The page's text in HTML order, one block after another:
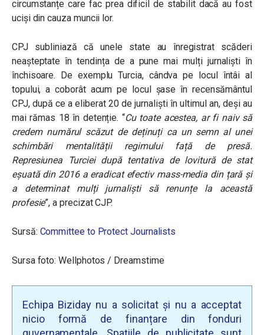
circumstanțe care fac prea dificil de stabilit dacă au fost
uciși din cauza muncii lor.
CPJ subliniază că unele state au înregistrat scăderi
neașteptate în tendința de a pune mai mulți jurnaliști în
închisoare. De exemplu Turcia, cândva pe locul întâi al
topului, a coborât acum pe locul şase în recensământul
CPJ, după ce a eliberat 20 de jurnaliști în ultimul an, deși au
mai rămas 18 în detenție. “Cu toate acestea, ar fi naiv să
credem numărul scăzut de deținuți ca un semn al unei
schimbări mentalității regimului față de presă.
Represiunea Turciei după tentativa de lovitură de stat
eșuată din 2016 a eradicat efectiv mass-media din țară și
a determinat mulți jurnaliști să renunțe la această
profesie”, a precizat CJP.
Sursă: Committee to Protect Journalists
Sursa foto: Wellphotos / Dreamstime
Echipa Biziday nu a solicitat și nu a acceptat
nicio formă de finanțare din fonduri